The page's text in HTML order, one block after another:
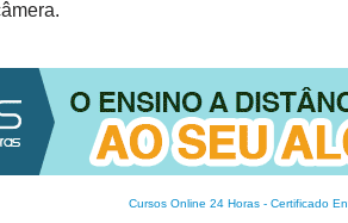
Cursos Online 24 Horas- Certificado